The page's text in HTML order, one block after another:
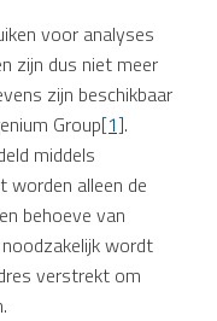
voor analyses
zijn dus niet meer
zijn beschikbaar
Group[1].
middels
worden alleen de
behoeve van
wordt
verstrekt om